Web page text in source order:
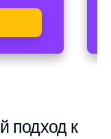
подход к